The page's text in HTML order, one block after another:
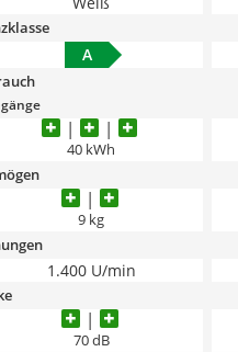
A
40 kWh
9 kg
1.400 U/min
70 dB